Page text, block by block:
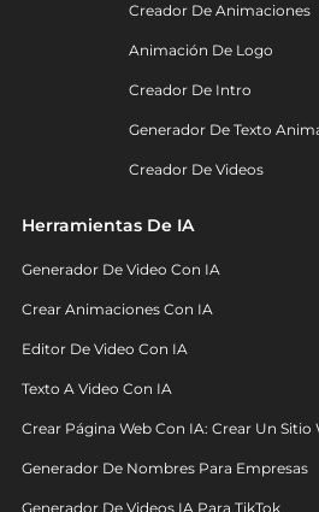
Creador De Animaciones
Animación De Logo
Creador De Intro
Generador De Texto
Creador De Videos
Herramientas De IA
Generador De Video Con IA
Crear Animaciones Con IA
Editor De Video Con IA
Texto A Video Con IA
Crear Página Web Con IA: Crear Un
Generador De Nombres Para Empresas
Generador De Videos IA Para TikTok